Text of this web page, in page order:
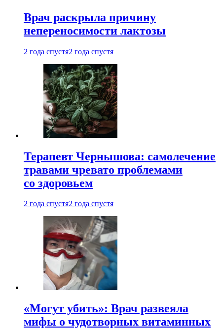
Врач раскрыла причину
непереносимости лактозы
2 года спустя2 года спустя
Терапевт Чернышова: самолечение
травами чревато проблемами
со здоровьем
2 года спустя2 года спустя
«Могут убить»: Врач развеяла
мифы о чудотворных витаминных